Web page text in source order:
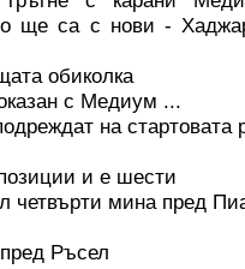
ще са с нови -
обиколка
с Медиум ...
на стартовата
и е шести
четвърти мина пред
Ръсел